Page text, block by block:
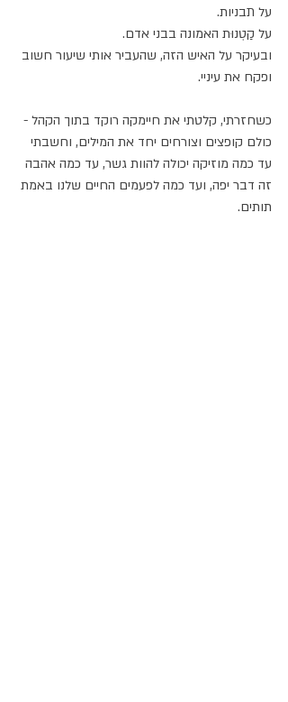
על תבניות.⁣
על קַטְנוּת האמונה בבני אדם. ⁣
ובעיקר על האיש הזה, שהעביר אותי שיעור חשוב
ופקח את עיניי.⁣
כשחזרתי, קלטתי את חיימקה רוקד בתוך הקהל -
כולם קופצים וצורחים יחד את המילים, וחשבתי
עד כמה מוזיקה יכולה להוות גשר, עד כמה אהבה
זה דבר יפה, ועד כמה לפעמים החיים שלנו באמת
תותים.⁣